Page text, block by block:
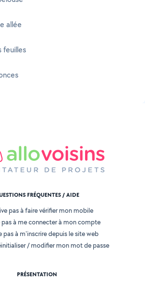
allée
feuilles
FRÉQUENTES / AIDE
pas à faire vérifier mon mobile
pas à me connecter à mon compte
pas à m'inscrire depuis le site web
/ modifier mon mot de passe
PRÉSENTATION